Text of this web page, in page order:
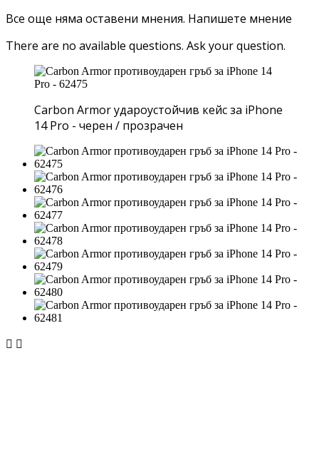
Все още няма оставени мнения. Напишете мнение
There are no available questions. Ask your question.
Carbon Armor удароустойчив кейс за iPhone
14 Pro - черен / прозрачен
 